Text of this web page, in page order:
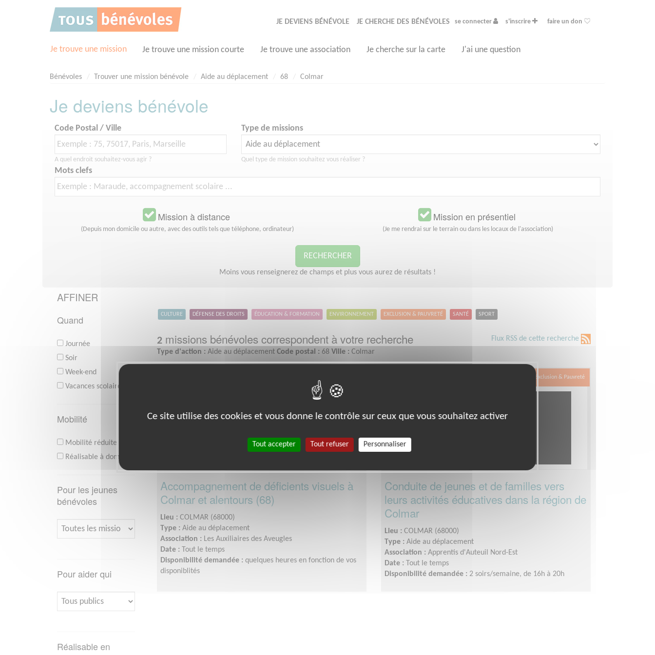
JE DEVIENS BÉNÉVOLE JE CHERCHE DES BÉNÉVOLES se connecter s'inscrire faire un don
Je trouve une mission Je trouve une mission courte Je trouve une association Je cherche sur la carte J'ai une question
Bénévoles Trouver une mission bénévole Aide au déplacement 68 Colmar
Je deviens bénévole
Code Postal / Ville
A quel endroit souhaitez-vous agir ?
Type de missions
Quel type de mission souhaitez vous réaliser ?
Mots clefs
Mission à distance
(Depuis mon domicile ou autre, avec des outils tels que téléphone, ordinateur)
Mission en présentiel
(Je me rendrai sur le terrain ou dans les locaux de l'association)
RECHERCHER
Moins vous renseignerez de champs et plus vous aurez de résultats !
AFFINER
Quand
Journée
Soir
Week-end
Vacances scolaires
Mobilité
Mobilité réduite
Réalisable à domicile
Pour les jeunes
bénévoles
Pour aider qui
Réalisable en
CULTURE DÉFENSE DES DROITS ÉDUCATION & FORMATION ENVIRONNEMENT EXCLUSION & PAUVRETÉ SANTÉ SPORT
Flux RSS de cette recherche
2 missions bénévoles correspondent à votre recherche
Type d'action : Aide au déplacement Code postal : 68 Ville : Colmar
Accompagnement de déficients visuels à
Colmar et alentours (68)
Lieu : COLMAR (68000)
Type : Aide au déplacement
Association : Les Auxiliaires des Aveugles
Date :
Tout le temps
Disponibilité demandée : quelques heures en fonction de vos
disponiblités
Exclusion & Pauvreté
Conduite de jeunes et de familles vers
leurs activités éducatives dans la région de
Colmar
Lieu : COLMAR (68000)
Type : Aide au déplacement
Association : Apprentis d'Auteuil Nord-Est
Date :
Tout le temps
Disponibilité demandée : 2 soirs/semaine, de 16h à 20h
Ce site utilise des cookies et vous donne le contrôle sur ceux que vous souhaitez activer
Tout accepter Tout refuser Personnaliser